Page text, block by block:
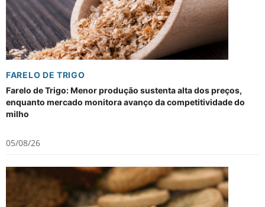
FARELO DE TRIGO
Farelo de Trigo: Menor produção sustenta alta dos preços,
enquanto mercado monitora avanço da competitividade do
milho
05/08/26